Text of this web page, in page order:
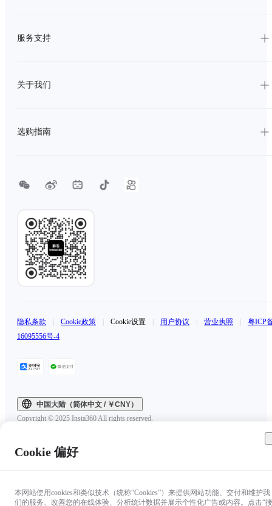
服务支持
关于我们
选购指南
隐私条款 Cookie政策 Cookie设置 用户协议 营业执照
粤ICP
16095556号-4
中国大陆（简体中文 / ￥CNY）
Copyright © 2025 Insta360 All rights reserved.
Cookie 偏好
本网站使用cookies和类似技术（统称“Cookies”）来提供网站功能、交付和维护我
们的服务、改善您的在线体验、分析统计数据并展示个性化广告或内容。点击“接